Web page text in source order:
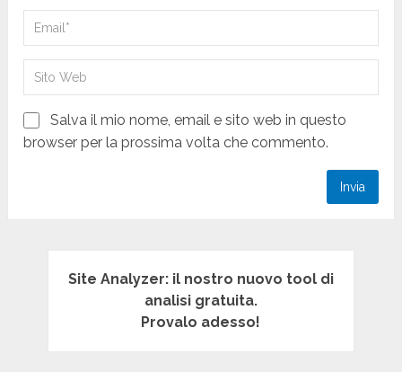
Salva il mio nome, email e sito web in questo
browser per la prossima volta che commento.
Site Analyzer: il nostro nuovo tool di
analisi gratuita.
Provalo adesso!